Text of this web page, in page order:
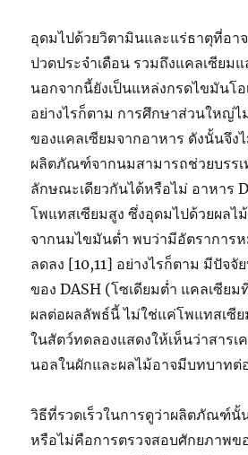
อุดมไปด้วยวิตามินและแร่ธาตุที่อา
ปวดประจำเดือน รวมถึงแคลเซียม
นอกจากนี้ยังเป็นแหล่งกรดไขมันโ
อย่างไรก็ตาม การศึกษาส่วนใหญ่ไ
ของแคลเซียมจากอาหาร ดังนั้นจึง
ผลิตภัณฑ์จากนมสามารถช่วยบรรเ
ลักษณะเดียวกันได้หรือไม่ อาหาร
โพแทสเซียมสูง ซึ่งอุดมไปด้วยผล
จากนมไขมันต่ำ พบว่ามีอัตราการ
ลดลง [10,11] อย่างไรก็ตาม มีปัจจั
ของ DASH (โซเดียมต่ำ แคลเซียม
ผลต่อผลลัพธ์นี้ ไม่ใช่แค่โพแทสเซี
ในสัตว์ทดลองแสดงให้เห็นว่าสาร
นอลในผักและผลไม้อาจมีบทบาทต่
วิธีที่รวดเร็วในการดูว่าผลิตภัณฑ์นั้
หรือไม่คือการตรวจสอบศักยภาพข